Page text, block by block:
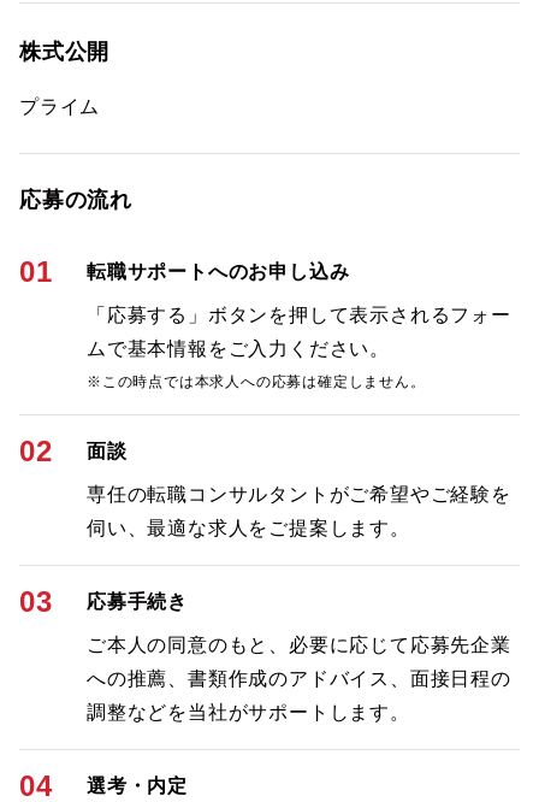
株式公開
プライム
応募の流れ
01 転職サポートへのお申し込み
「応募する」ボタンを押して表示されるフォー
ムで基本情報をご入力ください。
※この時点では本求人への応募は確定しません。
02 面談
専任の転職コンサルタントがご希望やご経験を
伺い、最適な求人をご提案します。
03 応募手続き
ご本人の同意のもと、必要に応じて応募先企業
への推薦、書類作成のアドバイス、面接日程の
調整などを当社がサポートします。
04 選考・内定